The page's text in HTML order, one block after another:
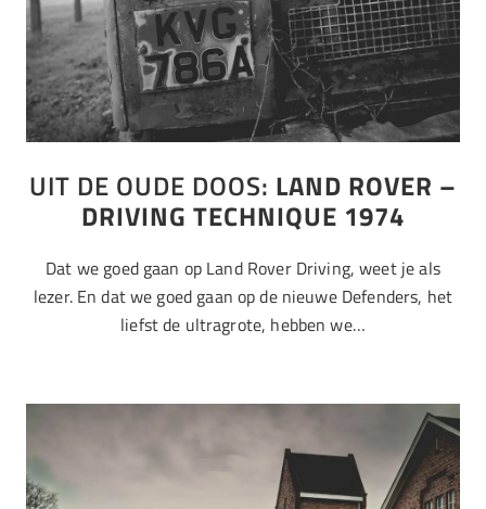
UIT DE OUDE DOOS: LAND ROVER –
DRIVING TECHNIQUE 1974
Dat we goed gaan op Land Rover Driving, weet je als
lezer. En dat we goed gaan op de nieuwe Defenders, het
liefst de ultragrote, hebben we…